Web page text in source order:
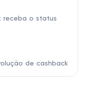
receba o status
de cashback